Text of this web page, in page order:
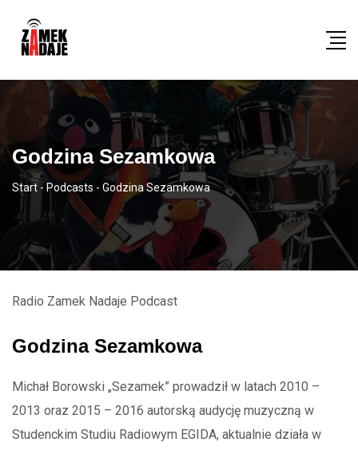
Godzina Sezamkowa
Start - Podcasts - Godzina Sezamkowa
Radio Zamek Nadaje Podcast
Godzina Sezamkowa
Michał Borowski „Sezamek” prowadził w latach 2010 –
2013 oraz 2015 – 2016 autorską audycję muzyczną w
Studenckim Studiu Radiowym EGIDA, aktualnie działa w